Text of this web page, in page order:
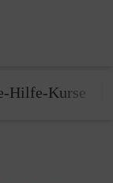
Hilfe-Kurse